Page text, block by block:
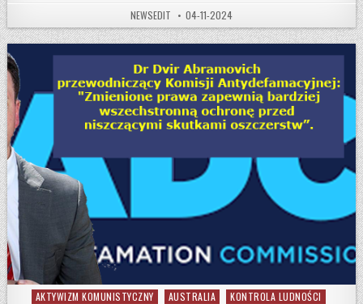
AUTHOR:
NEWSEDIT PUBLISHED DATE:
04-11-2024
Posted in
AKTYWIZM KOMUNISTYCZNY AUSTRALIA
KONTROLA LUDNOŚCI